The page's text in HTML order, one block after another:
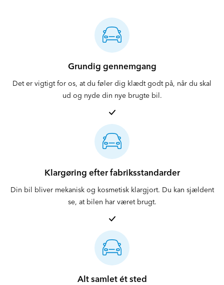
Se hos STARMARK
Grundig gennemgang
Det er vigtigt for os, at du føler dig klædt godt på, når du skal
ud og nyde din nye brugte bil.
Klargøring efter fabriksstandarder
Din bil bliver mekanisk og kosmetisk klargjort. Du kan sjældent
se, at bilen har været brugt.
Alt samlet ét sted